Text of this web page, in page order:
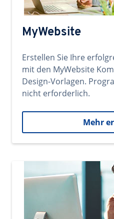
MyWebsite
Erstellen Sie Ihre
mit den MyWebsite
Design-Vorlagen.
nicht erforderlich.
Mehr